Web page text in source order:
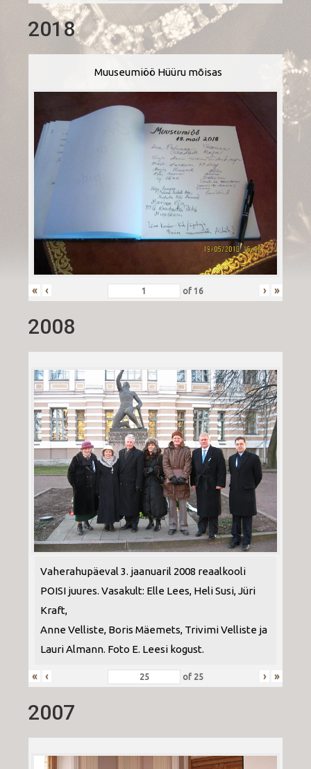
2018
Muuseumiöö Hüüru mõisas
« ‹ of16 › »
2008
Vaherahupäeval 3. jaanuaril 2008 reaalkooli
POISI juures. Vasakult: Elle Lees, Heli Susi, Jüri
Kraft,
Anne Velliste, Boris Mäemets, Trivimi Velliste ja
Lauri Almann. Foto E. Leesi kogust.
« ‹ of 25 › »
2007